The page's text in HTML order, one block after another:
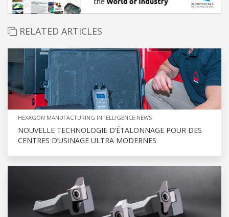
RELATED ARTICLES
HEXAGON MANUFACTURING INTELLIGENCE NEWS
NOUVELLE TECHNOLOGIE D’ÉTALONNAGE POUR DES
CENTRES D’USINAGE ULTRA MODERNES